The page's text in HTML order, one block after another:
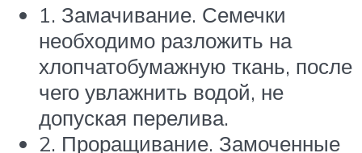
1. Замачивание. Семечки
необходимо разложить на
хлопчатобумажную ткань, после
чего увлажнить водой, не
допуская перелива.
2. Проращивание. Замоченные